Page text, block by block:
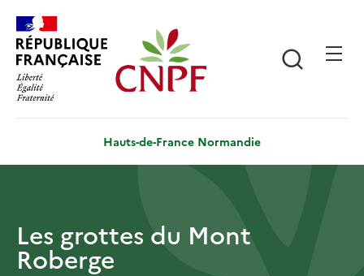
contenu
principal
Hauts-de-France Normandie
Les grottes du Mont
Roberge